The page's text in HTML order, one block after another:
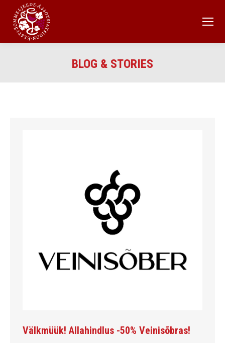
BLOG & STORIES
Välkmüük! Allahindlus -50% Veinisõbras!